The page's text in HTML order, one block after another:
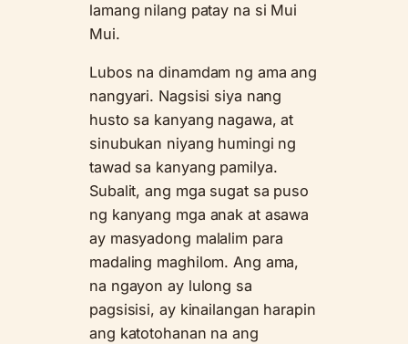
lamang nilang patay na si Mui
Mui.
Lubos na dinamdam ng ama ang
nangyari. Nagsisi siya nang
husto sa kanyang nagawa, at
sinubukan niyang humingi ng
tawad sa kanyang pamilya.
Subalit, ang mga sugat sa puso
ng kanyang mga anak at asawa
ay masyadong malalim para
madaling maghilom. Ang ama,
na ngayon ay lulong sa
pagsisisi, ay kinailangan harapin
ang katotohanan na ang